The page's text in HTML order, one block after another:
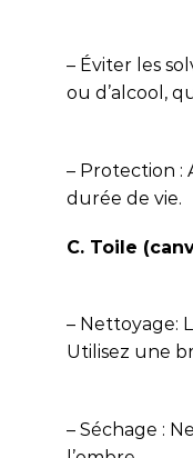
– Éviter les
ou d’alcool,
– Protection
durée de vie.
C. Toile
– Nettoyage:
Utilisez une
– Séchage :